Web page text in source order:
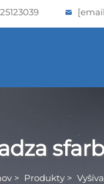
> Produkty >